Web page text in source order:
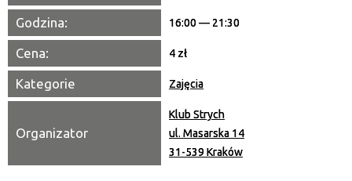
Godzina: 16:00 — 21:30
Cena: 4 zł
Kategorie Zajęcia
Organizator
Klub Strych
ul. Masarska 14
31-539 Kraków